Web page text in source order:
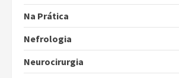
Na Prática
Nefrologia
Neurocirurgia